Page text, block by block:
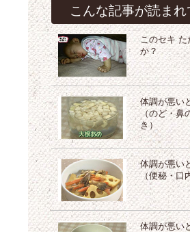
こんな記事が読まれ
このセキ た
か？
体調が悪い
（のど・鼻
き）
体調が悪い
（便秘・口
体調が悪い